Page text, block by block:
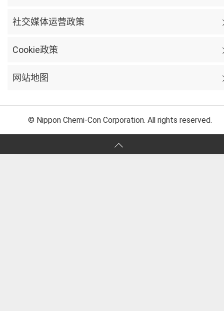
社交媒体运营政策
Cookie政策
网站地图
© Nippon Chemi-Con Corporation. All rights reserved.